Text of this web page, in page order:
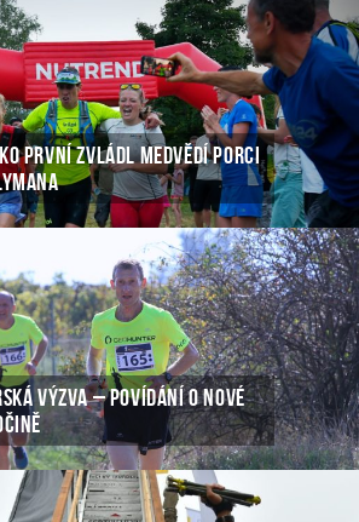
PRVNÍ ZVLÁDL MEDVĚDÍ PORCI
VÝZVA – POVÍDÁNÍ O NOVÉ